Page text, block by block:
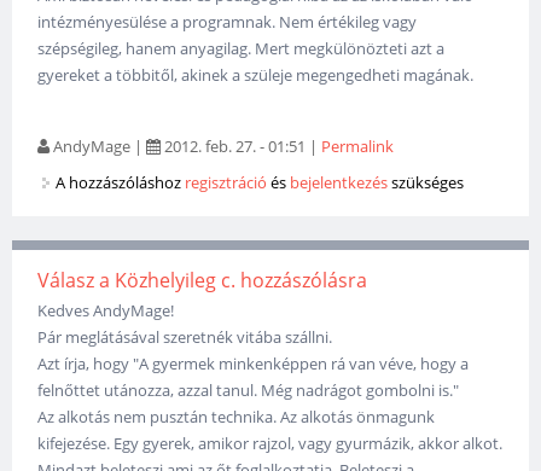
intézményesülése a programnak. Nem értékileg vagy
szépségileg, hanem anyagilag. Mert megkülönözteti azt a
gyereket a többitől, akinek a szüleje megengedheti magának.
AndyMage | 2012. feb. 27. - 01:51 | Permalink
A hozzászóláshoz regisztráció és bejelentkezésszükséges
Válasz a Közhelyileg c. hozzászólásra
Kedves AndyMage!
Pár meglátásával szeretnék vitába szállni.
Azt írja, hogy "A gyermek minkenképpen rá van véve, hogy a
felnőttet utánozza, azzal tanul. Még nadrágot gombolni is."
Az alkotás nem pusztán technika. Az alkotás önmagunk
kifejezése. Egy gyerek, amikor rajzol, vagy gyurmázik, akkor alkot.